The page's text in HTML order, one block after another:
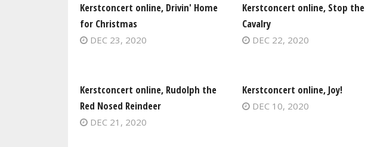
Kerstconcert online, Drivin' Home
for Christmas
DEC 23, 2020
Kerstconcert online, Stop the
Cavalry
DEC 22, 2020
Kerstconcert online, Rudolph the
Red Nosed Reindeer
DEC 21, 2020
Kerstconcert online, Joy!
DEC 10, 2020